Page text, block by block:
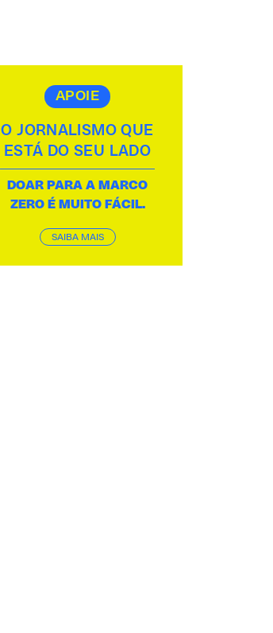
APOIE
O JORNALISMO QUE
ESTÁ DO SEU LADO
DOAR PARA A MARCO
ZERO É MUITO FÁCIL.
SAIBA MAIS